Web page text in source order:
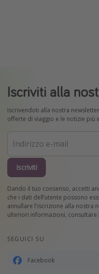
Iscriviti alla
Iscrivendoti alla nostra
offerte di viaggio e le notizie più
Iscriviti
Dando il tuo consenso, accetti
che i dati dell’utente possono
annullare l'iscrizione alla nostra
ulteriori informazioni, consultare
SEGUICI SU
Facebook